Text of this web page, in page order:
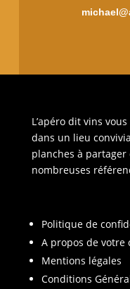
L’apéro dit vins
dans un lieu
planches à
nombreuses
Politique de
A propos de votre
Mentions légales
Conditions